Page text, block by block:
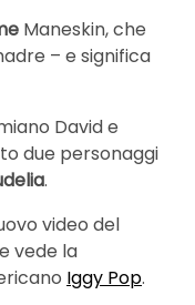
Maneskin, che
– e significa
David e
due personaggi
.
video del
vede la
Iggy Pop.